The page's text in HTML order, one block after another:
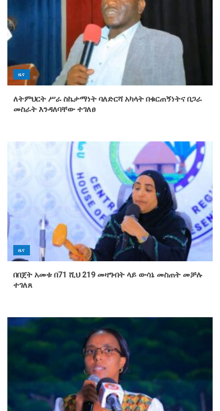
ዜና
ለትምህርት ሥራ ስኬታማነት ባለድርሻ አካላት በቁርጠኝነትና በጋራ
መስራት እንዳለባቸው ተገለፀ
ዜና
በበጀት አመቱ በ71 ሺህ 219 መዛግብት ላይ ውሳኔ መስጠት መቻሉ
ተገለጸ